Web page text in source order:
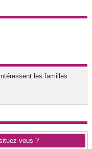
les familles :
vous ?